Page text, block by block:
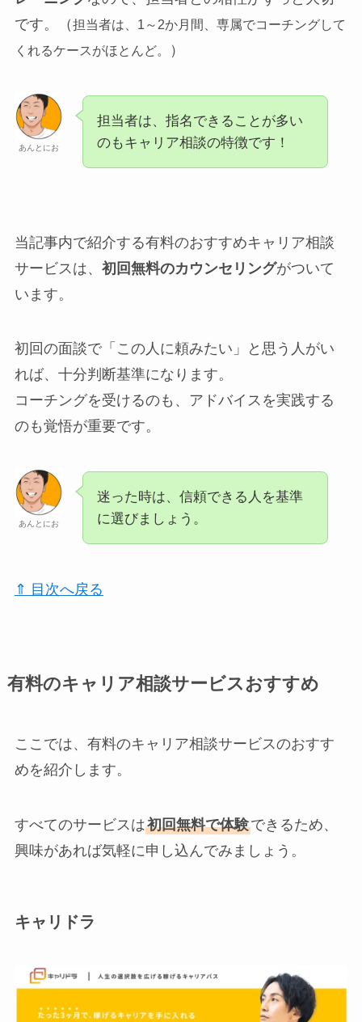
です。（担当者は、1～2か月間、専属でコーチングして
くれるケースがほとんど。
）
あんとにお
担当者は、指名できることが多い
のもキャリア相談の特徴です！
当記事内で紹介する有料のおすすめキャリア相談
サービスは、 初回無料のカウンセリングがついて
います。
初回の面談で「この人に頼みたい」と思う人がい
れば、十分判断基準になります。
コーチングを受けるのも、アドバイスを実践する
のも覚悟が重要です。
あんとにお
迷った時は、信頼できる人を基準
に選びましょう。
⇑ 目次へ戻る
有料のキャリア相談サービスおすすめ
ここでは、有料のキャリア相談サービスのおすす
めを紹介します。
すべてのサービスは初回無料で体験できるため、
興味があれば気軽に申し込んでみましょう。
キャリドラ